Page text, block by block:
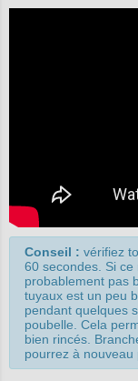
Conseil : vérifiez
60 secondes. Si
probablement pas
tuyaux est un peu
pendant quelques
poubelle. Cela
bien rincés.
pourrez à nouveau